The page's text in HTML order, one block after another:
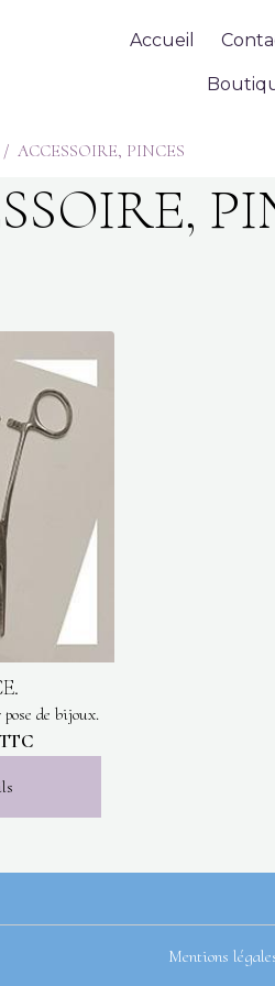
Accueil
ACCESSOIRE, PINCES
de bijoux.
TTC
Mentions